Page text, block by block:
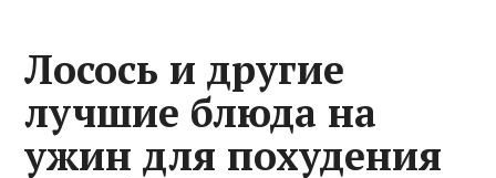
Лосось и другие
лучшие блюда на
ужин для похудения